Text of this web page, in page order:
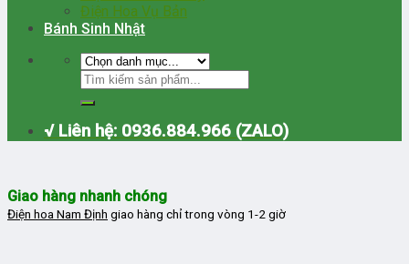
Điện Hoa Vụ Bản
Bánh Sinh Nhật
√ Liên hệ: 0936.884.966 (ZALO)
Giao hàng nhanh chóng
Điện hoa Nam Định giao hàng chỉ trong vòng 1-2 giờ